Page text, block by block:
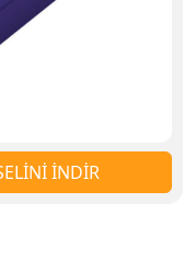
İNDİR